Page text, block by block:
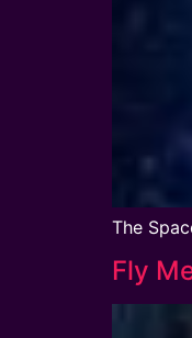
The
Fly